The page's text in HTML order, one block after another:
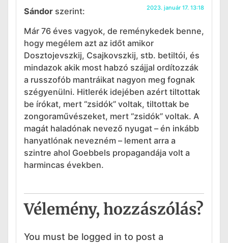
Sándor szerint: 2023. január 17. 13:18
Már 76 éves vagyok, de reménykedek benne,
hogy megélem azt az időt amikor
Dosztojevszkij, Csajkovszkij, stb. betiltói, és
mindazok akik most habzó szájjal ordítozzák
a russzofób mantráikat nagyon meg fognak
szégyenülni. Hitlerék idejében azért tiltottak
be írókat, mert “zsidók” voltak, tiltottak be
zongoraművészeket, mert “zsidók” voltak. A
magát haladónak nevező nyugat – én inkább
hanyatlónak nevezném – lement arra a
szintre ahol Goebbels propagandája volt a
harmincas években.
Vélemény, hozzászólás?
You must be logged in to post a